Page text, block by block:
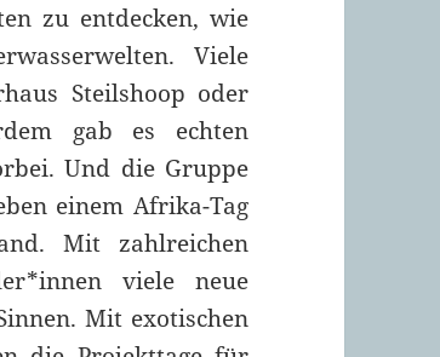
zu entdecken, wie
Viele
Steilshoop oder
gab es echten
Und die Gruppe
einem Afrika-Tag
Mit zahlreichen
viele neue
Mit exotischen